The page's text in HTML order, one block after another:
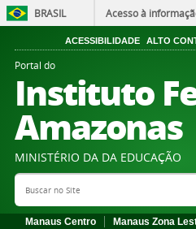
BRASIL Acesso à
ACESSIBILIDADE ALTO
Portal do
Instituto
Amazonas
MINISTÉRIO DA DA EDUCAÇÃO
Search Site
Manaus Centro Manaus Zona